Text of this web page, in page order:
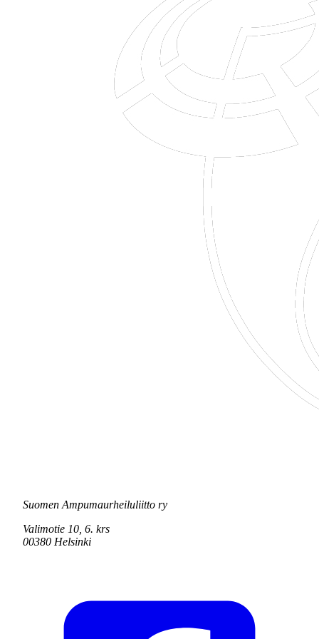
Suomen Ampumaurheiluliitto ry
Valimotie 10, 6. krs
00380 Helsinki